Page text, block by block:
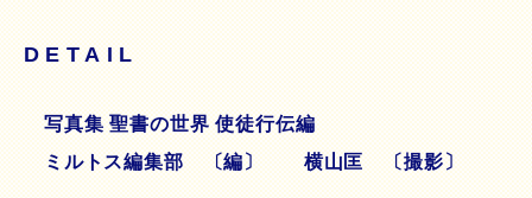
DETAIL
写真集 聖書の世界 使徒行伝編
ミルトス編集部 〔編〕 横山匡 〔撮影〕